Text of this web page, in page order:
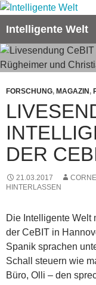
Zum
springen
Intelligente Welt
FORSCHUNG, MAGAZIN,
DER
21.03.2017
HINTERLASSEN
Die Intelligente Welt
der CeBIT in
Spanik sprachen
Schall steuern wie
Büro, Olli – den